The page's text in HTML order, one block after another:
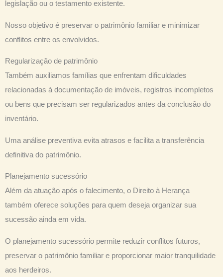
legislação ou o testamento existente.
Nosso objetivo é preservar o patrimônio familiar e minimizar
conflitos entre os envolvidos.
Regularização de patrimônio
Também auxiliamos famílias que enfrentam dificuldades
relacionadas à documentação de imóveis, registros incompletos
ou bens que precisam ser regularizados antes da conclusão do
inventário.
Uma análise preventiva evita atrasos e facilita a transferência
definitiva do patrimônio.
Planejamento sucessório
Além da atuação após o falecimento, o Direito à Herança
também oferece soluções para quem deseja organizar sua
sucessão ainda em vida.
O planejamento sucessório permite reduzir conflitos futuros,
preservar o patrimônio familiar e proporcionar maior tranquilidade
aos herdeiros.